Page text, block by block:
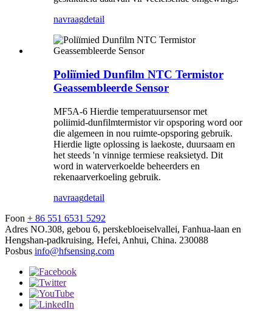
navraagdetail
Poliïmied Dunfilm NTC Termistor
Geassembleerde Sensor
MF5A-6 Hierdie temperatuursensor met
poliimid-dunfilmtermistor vir opsporing word oor
die algemeen in nou ruimte-opsporing gebruik.
Hierdie ligte oplossing is laekoste, duursaam en
het steeds 'n vinnige termiese reaksietyd. Dit
word in waterverkoelde beheerders en
rekenaarverkoeling gebruik.
navraagdetail
Foon + 86 551 6531 5292
Adres NO.308, gebou 6, perskebloeiselvallei, Fanhua-laan en
Hengshan-padkruising, Hefei, Anhui, China. 230088
Posbus info@hfsensing.com